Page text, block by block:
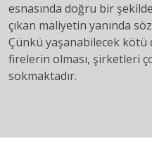
esnasında doğru bir
çıkan maliyetin yanında
Çünkü yaşanabilecek kötü
firelerin olması, şirketleri
sokmaktadır.